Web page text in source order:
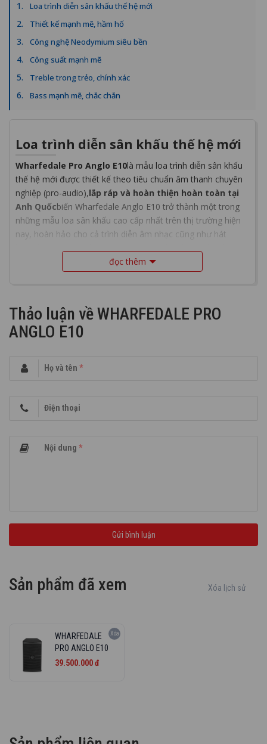
Loa trình diễn sân khấu thế hệ mới
Thiết kế mạnh mẽ, hầm hố
Công nghệ Neodymium siêu bền
Công suất mạnh mẽ
Treble trong trẻo, chính xác
Bass mạnh mẽ, chắc chắn
Loa trình diễn sân khấu thế hệ mới
Wharfedale Pro Anglo E10là mẫu loa trình diễn sân khấu
thế hệ mới được thiết kế theo tiêu chuẩn âm thanh chuyên
nghiệp (pro-audio),lắp ráp và hoàn thiện hoàn toàn tại
Anh Quốcbiến Wharfedale Anglo E10 trở thành một trong
những mẫu loa sân khấu cao cấp nhất trên thị trường hiện
nay, hoàn hảo cho cả trình diễn âm nhạc cũng như hát
nghiệp và cả nhu cầu dân dụng như karaoke gia đình, kinh
doanh karaoke chuyên nghiệp, hệ thống âm thanh bar,
đọc thêm
Thảo luận về WHARFEDALE PRO
ANGLO E10
Họ và tên *
Điện thoại
Nội dung *
Sản phẩm đã xem Xóa lịch sử
Xóa
WHARFEDALE
PRO ANGLO E10
39.500.000 đ